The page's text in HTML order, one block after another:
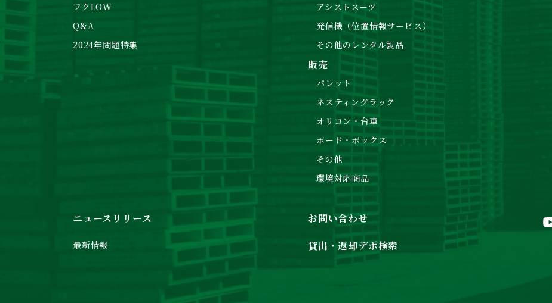
フクLOW
Q&A
2024年問題特集
アシストスーツ
発信機（位置情報サービス）
その他のレンタル製品
販売
パレット
ネスティングラック
オリコン・台車
ボード・ボックス
その他
環境対応商品
ニュースリリース
最新情報
お問い合わせ
貸出・返却デポ検索